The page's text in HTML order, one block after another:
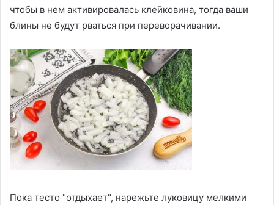
чтобы в нем активировалась клейковина, тогда ваши
блины не будут рваться при переворачивании.
Пока тесто "отдыхает", нарежьте луковицу мелкими